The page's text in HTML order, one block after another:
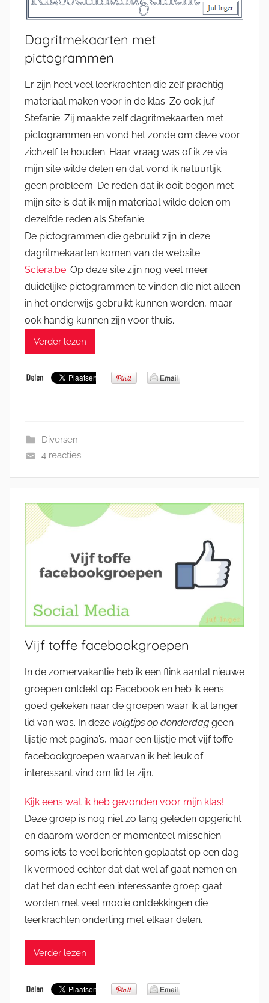
Dagritmekaarten met
pictogrammen
Er zijn heel veel leerkrachten die zelf prachtig
materiaal maken voor in de klas. Zo ook juf
Stefanie. Zij maakte zelf dagritmekaarten met
pictogrammen en vond het zonde om deze voor
zichzelf te houden. Haar vraag was of ik ze via
mijn site wilde delen en dat vond ik natuurlijk
geen probleem. De reden dat ik ooit begon met
mijn site is dat ik mijn materiaal wilde delen om
dezelfde reden als Stefanie.
De pictogrammen die gebruikt zijn in deze
dagritmekaarten komen van de website
Sclera.be. Op deze site zijn nog veel meer
duidelijke pictogrammen te vinden die niet alleen
in het onderwijs gebruikt kunnen worden, maar
ook handig kunnen zijn voor thuis.
Verder lezen
Diversen
4 reacties
Vijf toffe facebookgroepen
In de zomervakantie heb ik een flink aantal nieuwe
groepen ontdekt op Facebook en heb ik eens
goed gekeken naar de groepen waar ik al langer
lid van was. In deze volgtips op donderdag geen
lijstje met pagina’s, maar een lijstje met vijf toffe
facebookgroepen waarvan ik het leuk of
interessant vind om lid te zijn.
Kijk eens wat ik heb gevonden voor mijn klas!
Deze groep is nog niet zo lang geleden opgericht
en daarom worden er momenteel misschien
soms iets te veel berichten geplaatst op een dag.
Ik vermoed echter dat dat wel af gaat nemen en
dat het dan echt een interessante groep gaat
worden met veel mooie ontdekkingen die
leerkrachten onderling met elkaar delen.
Verder lezen